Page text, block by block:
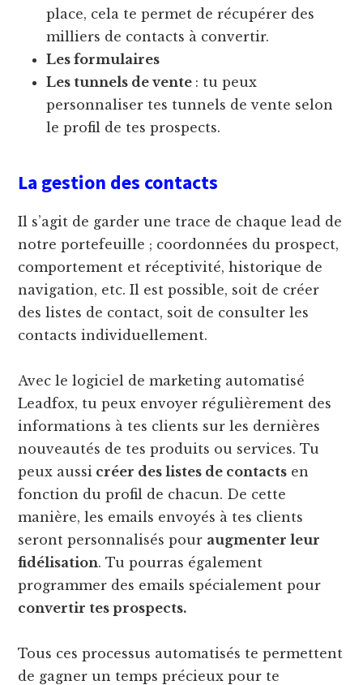
place, cela te permet de récupérer des
milliers de contacts à convertir.
Les formulaires
Les tunnels de vente : tu peux
personnaliser tes tunnels de vente selon
le profil de tes prospects.
La gestion des contacts
Il s’agit de garder une trace de chaque lead de
notre portefeuille ; coordonnées du prospect,
comportement et réceptivité, historique de
navigation, etc. Il est possible, soit de créer
des listes de contact, soit de consulter les
contacts individuellement.
Avec le logiciel de marketing automatisé
Leadfox, tu peux envoyer régulièrement des
informations à tes clients sur les dernières
nouveautés de tes produits ou services. Tu
peux aussi créer des listes de contacts en
fonction du profil de chacun. De cette
manière, les emails envoyés à tes clients
seront personnalisés pour augmenter leur
fidélisation. Tu pourras également
programmer des emails spécialement pour
convertir tes prospects.
Tous ces processus automatisés te permettent
de gagner un temps précieux pour te